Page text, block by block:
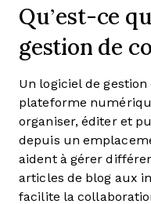
Qu’est-ce
gestion de
Un logiciel de
plateforme
organiser, éditer et
depuis un
aident à gérer
articles de blog aux
facilite la